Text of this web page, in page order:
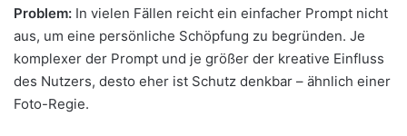
Problem: In vielen Fällen reicht ein einfacher Prompt nicht
aus, um eine persönliche Schöpfung zu begründen. Je
komplexer der Prompt und je größer der kreative Einfluss
des Nutzers, desto eher ist Schutz denkbar – ähnlich einer
Foto-Regie.